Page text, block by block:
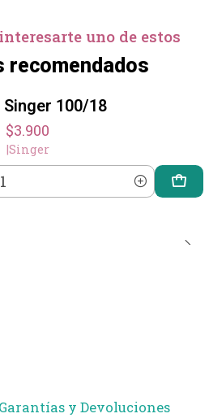
uno de estos
recomendados
100/18
$3.900
|Singer
y Devoluciones